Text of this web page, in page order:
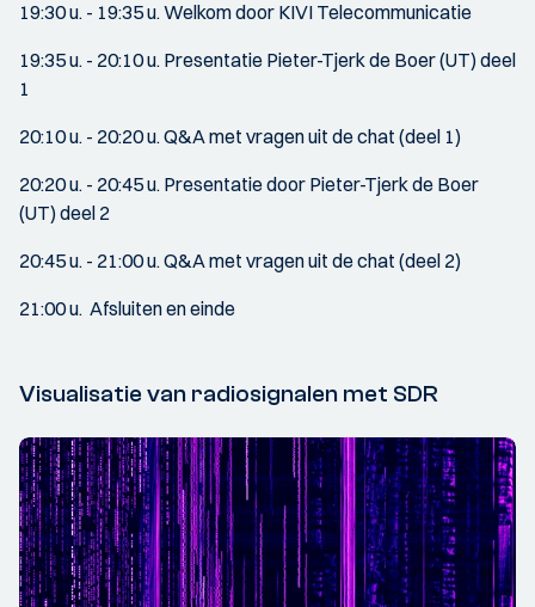
19:30 u. - 19:35 u. Welkom door KIVI Telecommunicatie
19:35 u. - 20:10 u. Presentatie Pieter-Tjerk de Boer (UT) deel
1
20:10 u. - 20:20 u. Q&A met vragen uit de chat (deel 1)
20:20 u. - 20:45 u. Presentatie door Pieter-Tjerk de Boer
(UT) deel 2
20:45 u. - 21:00 u. Q&A met vragen uit de chat (deel 2)
21:00 u. Afsluiten en einde
Visualisatie van radiosignalen met SDR